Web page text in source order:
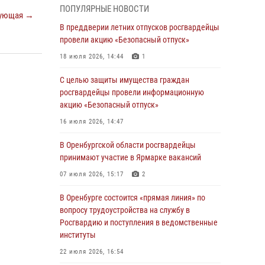
→
Росгвардейцы предотвратили трагедию:
спасен мужчина в тяжелой жизненной
26 июля 2026, 10:09 1
Росгвардейцы Оренбургской области
учебному году
24 июля 2026, 09:32 1
охраны Росгвардии по Оренбургской области
за первое полугодие 2026 года
23 июля 2026, 12:07
ПОПУЛЯРНЫЕ НОВОСТИ
В преддверии летних отпусков росгвардейцы
провели акцию «Безопасный отпуск»
18 июля 2026, 14:44 1
С целью защиты имущества граждан
росгвардейцы провели информационную
акцию «Безопасный отпуск»
16 июля 2026, 14:47
В Оренбургской области росгвардейцы
принимают участие в Ярмарке вакансий
07 июля 2026, 15:17 2
В Оренбурге состоится «прямая линия» по
вопросу трудоустройства на службу в
Росгвардию и поступления в ведомственные
институты
22 июля 2026, 16:54